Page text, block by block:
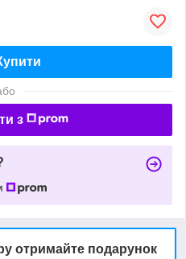
з
отримайте подарунок